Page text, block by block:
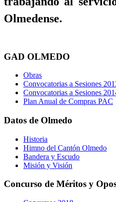
Olmedense.
GAD OLMEDO
Obras
Convocatorias a Sesiones
Convocatorias a Sesiones
Plan Anual de Compras PAC
Datos de Olmedo
Historia
Himno del Cantón Olmedo
Bandera y Escudo
Misión y Visión
Concurso de Méritos y